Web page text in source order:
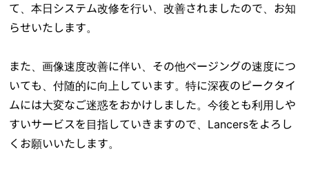
て、本日システム改修を行い、改善されましたので、お知
らせいたします。
また、画像速度改善に伴い、その他ページングの速度につ
いても、付随的に向上しています。特に深夜のピークタイ
ムには大変なご迷惑をおかけしました。今後とも利用しや
すいサービスを目指していきますので、Lancersをよろし
くお願いいたします。